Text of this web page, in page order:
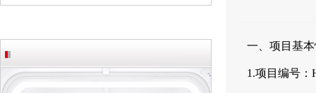
一、项目基
1.项目编号：